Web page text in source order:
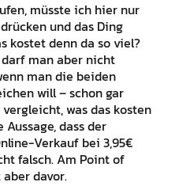
müsste ich hier nur
und das Ding
kostet denn da so viel?
man aber nicht
man die beiden
will – schon gar
was das kosten
dass der
Verkauf bei 3,95€
falsch. Am Point of
davor.